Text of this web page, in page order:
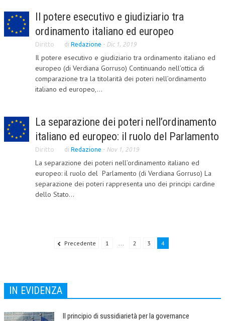
FISCO
DIRITTO TRIBUTARIO
TAX RISK MANAGEMENT
CRIMINOLOGIA TRIBUTARIA
TRANSFER PRICING
PRASSI
AMMINISTRATIVA
TRIBUTARIA
GIURISPRUDENZA
PENALE
NEWS
Il potere esecutivo e giudiziario tra
ordinamento italiano ed europeo
Diritto di Redazione - Dic 1, 2019
Il potere esecutivo e giudiziario tra ordinamento italiano ed
europeo (di Verdiana Gorruso) Continuando nell’ottica di
comparazione tra la titolarità dei poteri nell’ordinamento
italiano ed europeo,...
La separazione dei poteri nell’ordinamento
italiano ed europeo: il ruolo del Parlamento
Diritto di Redazione - Nov 1, 2019
La separazione dei poteri nell’ordinamento italiano ed
europeo: il ruolo del Parlamento (di Verdiana Gorruso) La
separazione dei poteri rappresenta uno dei principi cardine
dello Stato...
Precedente 1 ... 2 3 4
IN EVIDENZA
Il principio di sussidiarietà per la governance